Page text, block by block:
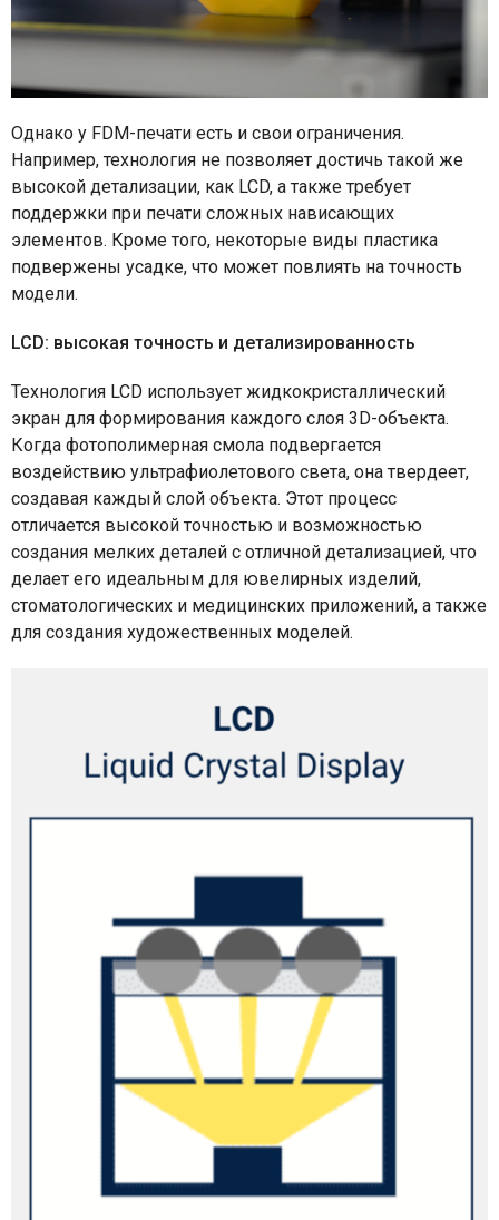
Однако у FDM-печати есть и свои ограничения.
Например, технология не позволяет достичь такой же
высокой детализации, как LCD, а также требует
поддержки при печати сложных нависающих
элементов. Кроме того, некоторые виды пластика
подвержены усадке, что может повлиять на точность
модели.
LCD: высокая точность и детализированность
Технология LCD использует жидкокристаллический
экран для формирования каждого слоя 3D-объекта.
Когда фотополимерная смола подвергается
воздействию ультрафиолетового света, она твердеет,
создавая каждый слой объекта. Этот процесс
отличается высокой точностью и возможностью
создания мелких деталей с отличной детализацией, что
делает его идеальным для ювелирных изделий,
стоматологических и медицинских приложений, а также
для создания художественных моделей.